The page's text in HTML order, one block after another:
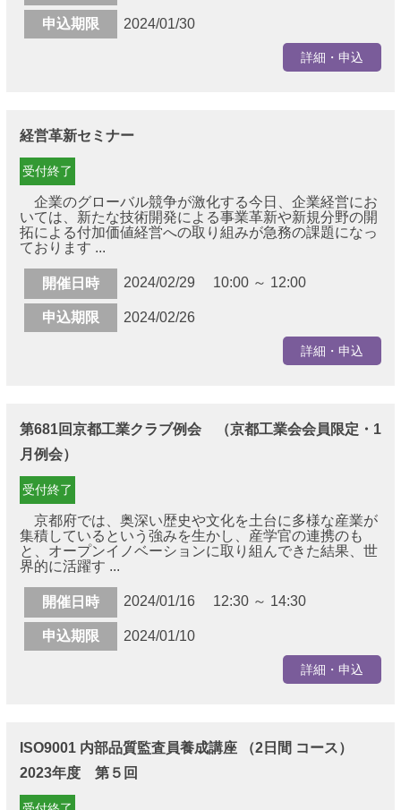
申込期限 2024/01/30
詳細・申込
経営革新セミナー
受付終了
企業のグローバル競争が激化する今日、企業経営にお
いては、新たな技術開発による事業革新や新規分野の開
拓による付加価値経営への取り組みが急務の課題になっ
ております ...
開催日時 2024/02/29 10:00 ～ 12:00
申込期限 2024/02/26
詳細・申込
第681回京都工業クラブ例会 （京都工業会会員限定・1
月例会）
受付終了
京都府では、奥深い歴史や文化を土台に多様な産業が
集積しているという強みを生かし、産学官の連携のも
と、オープンイノベーションに取り組んできた結果、世
界的に活躍す ...
開催日時 2024/01/16 12:30 ～ 14:30
申込期限 2024/01/10
詳細・申込
ISO9001 内部品質監査員養成講座 （2日間 コース）
2023年度 第５回